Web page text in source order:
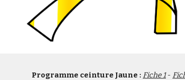
Programme ceinture Jaune : Fiche 1 -